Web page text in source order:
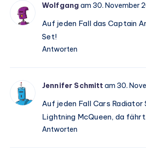
Wolfgang am 30. November
Auf jeden Fall das Captain
Set!
Antworten
Jennifer Schmitt am 30.
Auf jeden Fall Cars Radiator
Lightning McQueen, da
Antworten